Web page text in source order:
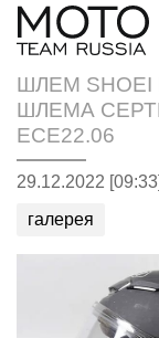
ШЛЕМ
ШЛЕМА
ECE22.06
29.12.2022
галерея